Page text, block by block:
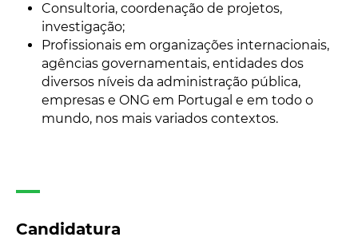
Consultoria, coordenação de projetos,
investigação;
Profissionais em organizações internacionais,
agências governamentais, entidades dos
diversos níveis da administração pública,
empresas e ONG em Portugal e em todo o
mundo, nos mais variados contextos.
Candidatura